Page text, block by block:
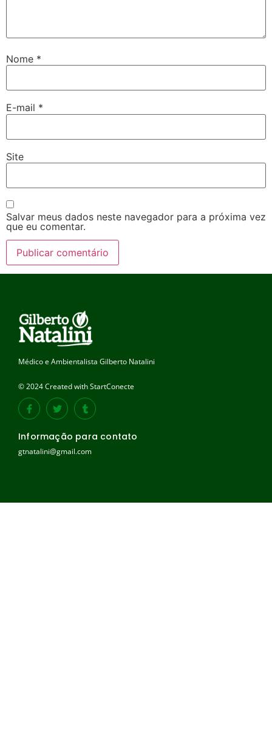
Nome *
E-mail *
Site
Salvar meus dados neste navegador para a próxima vez
que eu comentar.
Médico e Ambientalista Gilberto Natalini
© 2024 Created with StartConecte
Informação para contato
gtnatalini@gmail.com